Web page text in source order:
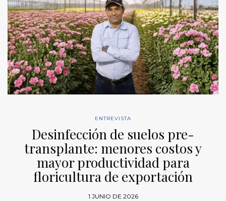
ENTREVISTA
Desinfección de suelos pre-
transplante: menores costos y
mayor productividad para
floricultura de exportación
1 JUNIO DE 2026